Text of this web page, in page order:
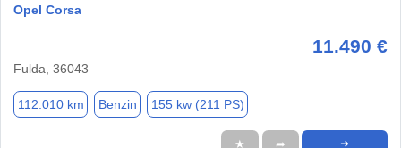
Opel Corsa
11.490 €
Fulda, 36043
112.010 km Benzin 155 kw (211 PS)
★ ➦ ➜